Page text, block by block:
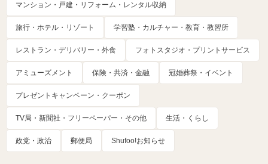
マンション・戸建・リフォーム・レンタル収納
旅行・ホテル・リゾート 学習塾・カルチャー・教育・教習所
レストラン・デリバリー・外食 フォトスタジオ・プリントサービス
アミューズメント 保険・共済・金融 冠婚葬祭・イベント
プレゼントキャンペーン・クーポン
TV局・新聞社・フリーペーパー・その他 生活・くらし
政党・政治 郵便局 Shufoo!お知らせ